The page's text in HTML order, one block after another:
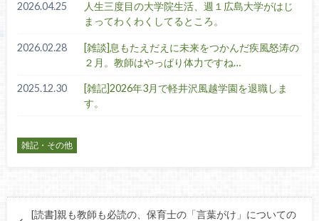
2026.04.25
人生三度目の大学院生活、週１広島大学がはじ
まってわくわくしてるところ。
2026.02.28
[雑談]息もたえだえに未来をつかんだ疾風怒涛の
２月。教師はやっぱり体力ですね…
2025.12.30
[雑記]2026年3月で軽井沢風越学園を退職しま
す。
雑記・その他
[読書]親も教師も必読の、保育士の「言葉がけ」についての